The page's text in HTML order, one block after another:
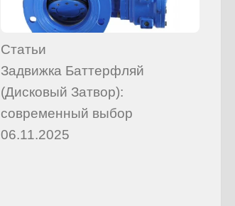
Статьи
Задвижка Баттерфляй
(Дисковый Затвор):
современный выбор
06.11.2025